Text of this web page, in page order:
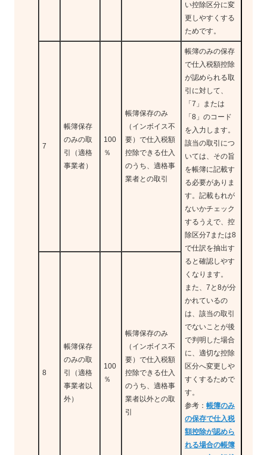
い控除区分に変
更しやすくする
ためです。
7
帳簿保存
のみの取
引（適格
事業者）
100
％
帳簿保存のみ
（インボイス不
要）で仕入税額
控除できる仕入
のうち、適格事
業者との取引
帳簿のみの保存
で仕入税額控除
が認められる取
引に対して、
「7」または
「8」のコード
を入力します。
該当の取引につ
いては、その旨
を帳簿に記載す
る必要がありま
す。記載もれが
ないかチェック
するうえで、控
除区分7または8
で仕訳を抽出す
ると確認しやす
くなります。
また、7と8が分
かれているの
は、該当の取引
でないことが後
で判明した場合
に、適切な控除
区分へ変更しや
すくするためで
す。
参考： 帳簿のみ
の保存で仕入税
額控除が認めら
れる場合の帳簿
8
帳簿保存
のみの取
引（適格
事業者以
外）
100
％
帳簿保存のみ
（インボイス不
要）で仕入税額
控除できる仕入
のうち、適格事
業者以外との取
引